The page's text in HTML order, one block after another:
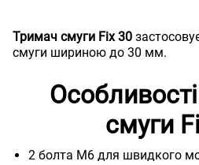
Тримач смуги Fix 30
смуги шириною до 30 мм.
смуги
2 болта M6 для швидкого